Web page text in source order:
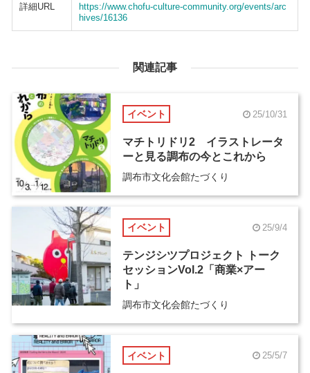
詳細URL
https://www.chofu-culture-community.org/events/arc
hives/16136
関連記事
イベント 25/10/31
マチトリドリ2 イラストレータ
ーと見る調布の今とこれから
調布市文化会館たづくり
イベント 25/9/4
テンジシツプロジェクト トーク
セッションVol.2「商業×アー
ト」
調布市文化会館たづくり
イベント 25/5/7